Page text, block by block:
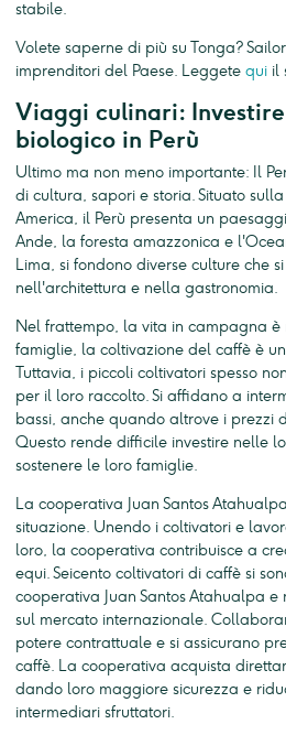
stabile.
Volete saperne di più su Tonga?
imprenditori del Paese. Leggete qui il
Viaggi culinari:
biologico in Perù
Ultimo ma non meno importante: Il
di cultura, sapori e storia. Situato
America, il Perù presenta un
Ande, la foresta amazzonica e
Lima, si fondono diverse culture che
nell'architettura e nella gastronomia.
Nel frattempo, la vita in campagna è
famiglie, la coltivazione del caffè è
Tuttavia, i piccoli coltivatori spesso
per il loro raccolto. Si affidano a
bassi, anche quando altrove i prezzi
Questo rende difficile investire nelle
sostenere le loro famiglie.
La cooperativa Juan Santos
situazione. Unendo i coltivatori e
loro, la cooperativa contribuisce a
equi. Seicento coltivatori di caffè si
cooperativa Juan Santos Atahualpa
sul mercato internazionale.
potere contrattuale e si assicurano
caffè. La cooperativa acquista
dando loro maggiore sicurezza e
intermediari sfruttatori.